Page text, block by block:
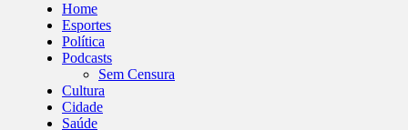
Home
Esportes
Política
Podcasts
Sem Censura
Cultura
Cidade
Saúde